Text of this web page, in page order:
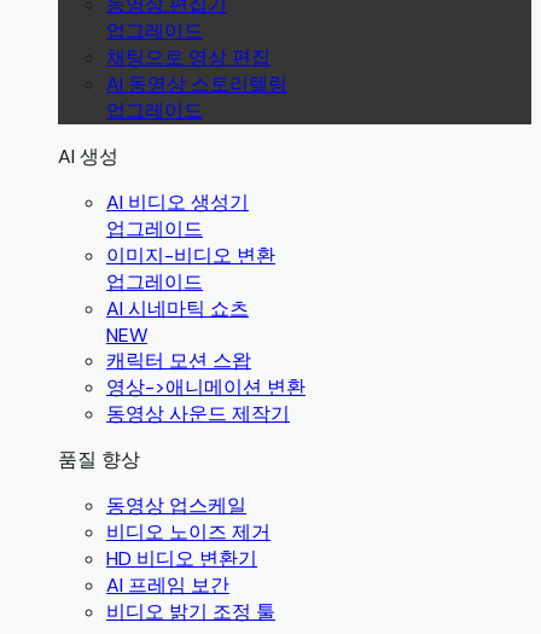
업그레이드
채팅으로 영상 편집
AI 동영상 스토리텔링
업그레이드
AI 생성
AI 비디오 생성기
업그레이드
이미지-비디오 변환
업그레이드
AI 시네마틱 쇼츠
NEW
캐릭터 모션 스왑
영상->애니메이션 변환
동영상 사운드 제작기
품질 향상
동영상 업스케일
비디오 노이즈 제거
HD 비디오 변환기
AI 프레임 보간
비디오 밝기 조정 툴